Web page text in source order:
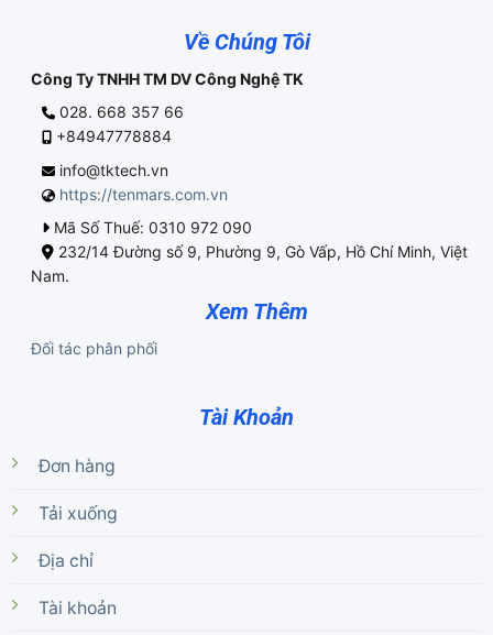
Về Chúng Tôi
Công Ty TNHH TM DV Công Nghệ TK
028. 668 357 66
+84947778884
info@tktech.vn
https://tenmars.com.vn
Mã Số Thuế: 0310 972 090
232/14 Đường số 9, Phường 9, Gò Vấp, Hồ Chí Minh, Việt
Nam.
Xem Thêm
Đối tác phân phối
Tài Khoản
Đơn hàng
Tải xuống
Địa chỉ
Tài khoản